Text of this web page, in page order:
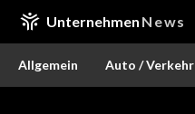
Unternehmen News
Allgemein Auto / Verkehr